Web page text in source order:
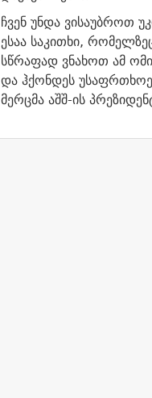
ჩვენ უნდა ვისაუბროთ
ესაა საკითხი,
სწრაფად ვნახოთ ამ
და ჰქონდეს
მერცმა აშშ-ის